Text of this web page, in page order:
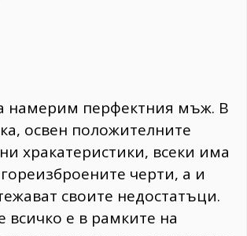
намерим перфектния мъж. В
освен положителните
хракатеристики, всеки има
черти, а и
своите недостатъци.
всичко е в рамките на